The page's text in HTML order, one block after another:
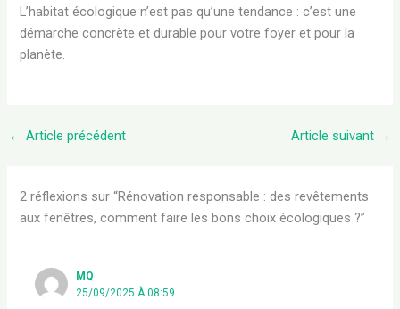
L’habitat écologique n’est pas qu’une tendance : c’est une
démarche concrète et durable pour votre foyer et pour la
planète.
← Article précédent Article suivant →
2 réflexions sur “Rénovation responsable : des revêtements
aux fenêtres, comment faire les bons choix écologiques ?”
MQ
25/09/2025 À 08:59